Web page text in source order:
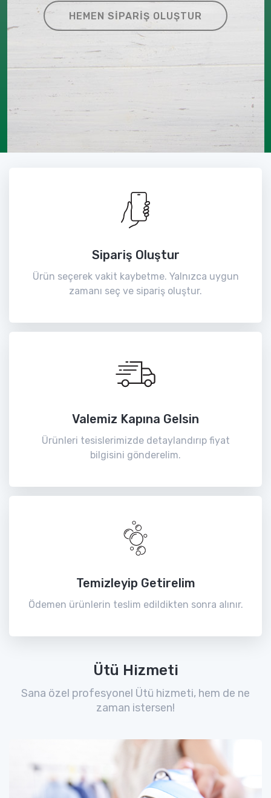
HEMEN SIPARIŞ OLUŞTUR
Sipariş Oluştur
Ürün seçerek vakit kaybetme. Yalnızca uygun
zamanı seç ve sipariş oluştur.
Valemiz Kapına Gelsin
Ürünleri tesislerimizde detaylandırıp fiyat
bilgisini gönderelim.
Temizleyip Getirelim
Ödemen ürünlerin teslim edildikten sonra alınır.
Ütü Hizmeti
Sana özel profesyonel Ütü hizmeti, hem de ne
zaman istersen!